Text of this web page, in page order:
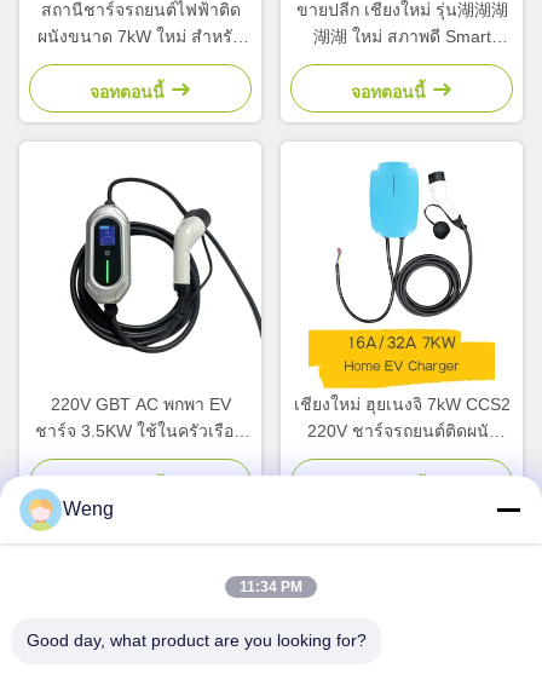
สถานีชาร์จรถยนต์ไฟฟ้าติด
ผนังขนาด 7kW ใหม่ สําหรับ
รถยนต์ไฟฟ้า การชาร์จอัตรา
แลกเปลี่ยนเร็ว GB
อินเตอร์เฟสมาตรฐาน 32A
สภาพใช้
จอทตอนนี้
ขายปลีก เชียงใหม่ รุ่น湖湖湖
湖湖 ใหม่ สภาพดี Smart
EV/DC เครื่องชาร์จรถเร็ว
60KW GB/T สถานีชาร์จติด
พื้น
จอทตอนนี้
220V GBT AC พกพา EV
ชาร์จ 3.5KW ใช้ในครัวเรือน
สถานีชาร์จเร็ว
เชียงใหม่ ฮุยเนงจิ 7kW CCS2
220V ชาร์จรถยนต์ติดผนัง
32A ปรับปริมาณไฟฟ้า
Weng
11:34 PM
Good day, what product are you looking for?